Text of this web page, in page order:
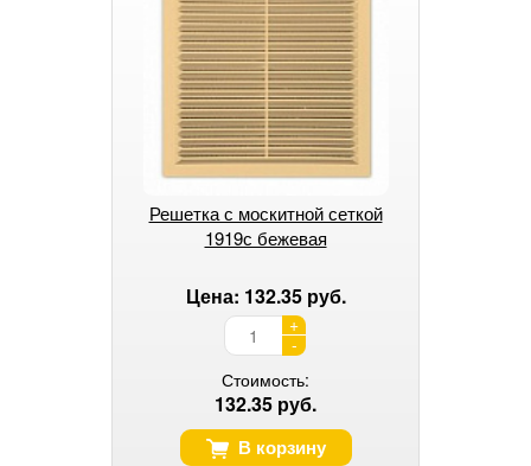
Решетка с москитной сеткой
1919с бежевая
Цена: 132.35 руб.
+
-
Стоимость:
132.35 руб.
В корзину